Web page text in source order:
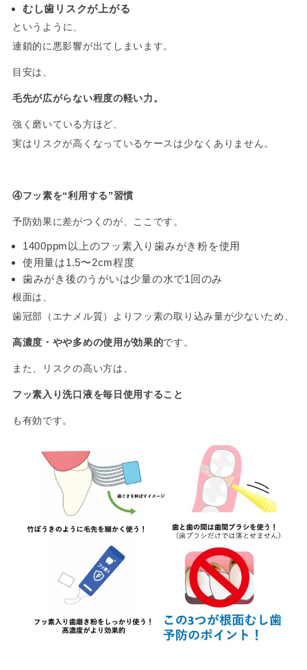
むし歯リスクが上がる
というように、
連鎖的に悪影響が出てしまいます。
目安は、
毛先が広がらない程度の軽い力。
強く磨いている方ほど、
実はリスクが高くなっているケースは少なくありません。
④フッ素を“利用する”習慣
予防効果に差がつくのが、ここです。
1400ppm以上のフッ素入り歯みがき粉を使用
使用量は1.5〜2cm程度
歯みがき後のうがいは少量の水で1回のみ
根面は、
歯冠部（エナメル質）よりフッ素の取り込み量が少ないため、
高濃度・やや多めの使用が効果的です。
また、リスクの高い方は、
フッ素入り洗口液を毎日使用すること
も有効です。